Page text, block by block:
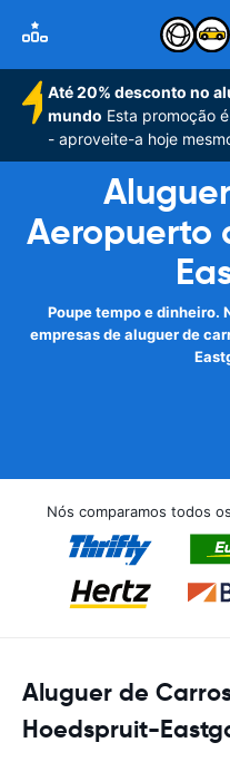
Até 20% desconto no
mundo Esta promoção
- aproveite-a hoje
Aeropuerto
Poupe tempo e dinheiro.
empresas de aluguer de
Nós comparamos todos
Aluguer de
Hoedspruit-